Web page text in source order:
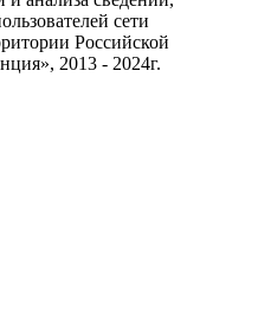
сети
Российской
2013 - 2024г.